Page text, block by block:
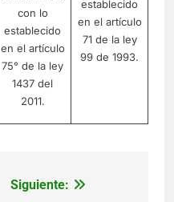
con lo
establecido
en el artículo
75° de la ley
1437 del
2011.
establecido
en el artículo
71 de la ley
99 de 1993.
Siguiente: